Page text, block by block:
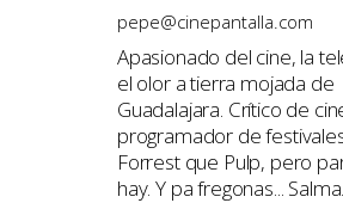
pepe@cinepantalla.com
Apasionado del cine, la
el olor a tierra mojada de
Guadalajara. Crítico de
programador de
Forrest que Pulp, pero
hay. Y pa fregonas... Salma.